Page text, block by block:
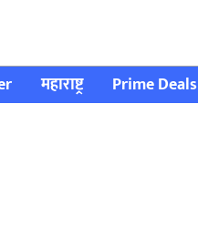
महाराष्ट्र Prime Deals